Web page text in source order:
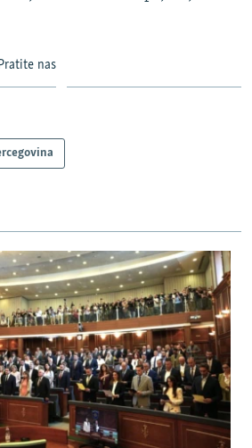
Pratite nas